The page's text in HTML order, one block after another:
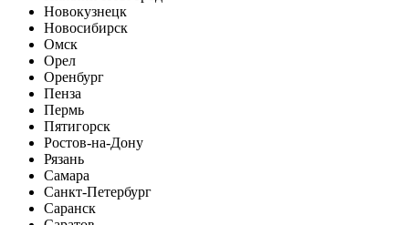
Новокузнецк
Новосибирск
Омск
Орел
Оренбург
Пенза
Пермь
Пятигорск
Ростов-на-Дону
Рязань
Самара
Санкт-Петербург
Саранск